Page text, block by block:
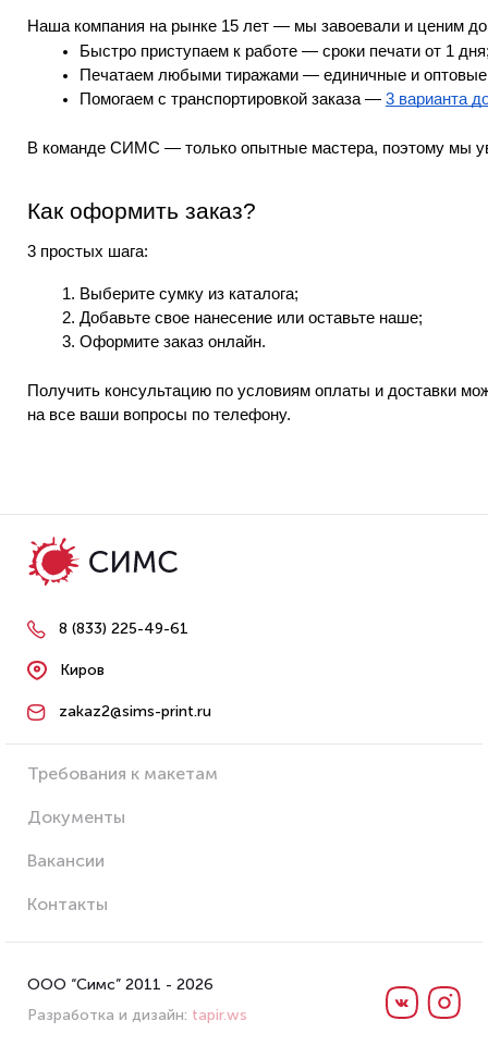
Наша компания на рынке 15 лет — мы завоевали и ценим
Быстро приступаем к работе — сроки печати от 1
Печатаем любыми тиражами — единичные и оптовые
Помогаем с транспортировкой заказа — 3 варианта
В команде СИМС — только опытные мастера, поэтому мы
Как оформить заказ?
3 простых шага:
Выберите сумку из каталога;
Добавьте свое нанесение или оставьте наше;
Оформите заказ онлайн.
Получить консультацию по условиям оплаты и доставки
на все ваши вопросы по телефону.
8 (833) 225-49-61
Киров
zakaz2@sims-print.ru
ООО “Симс” 2011 - 2026
Требования к макетам
Документы
Вакансии
Контакты
Разработка и дизайн: tapir.ws